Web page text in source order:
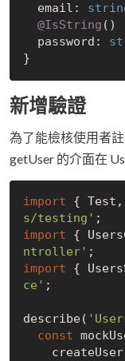
  email:
@IsString ()
  password:
新增驗證
為了能檢核使用者
getUser 的介面在
import { Test,
s/testing'
import {
ntroller'
import {
ce' ;
describe(
const